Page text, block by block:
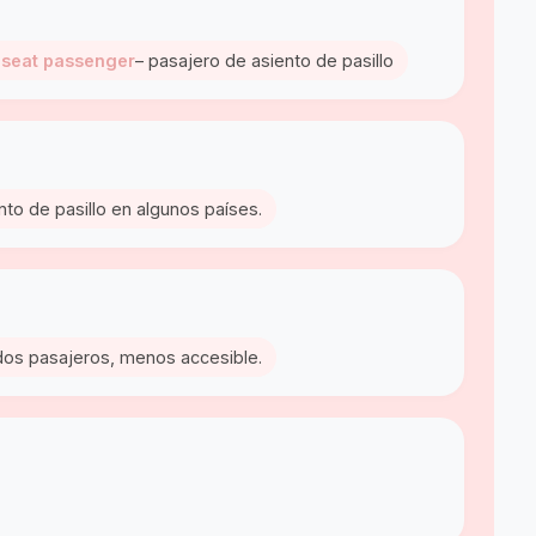
passenger– pasajero de asiento de pasillo
de pasillo en algunos países.
pasajeros, menos accesible.